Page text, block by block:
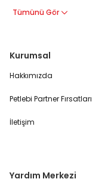
Tümünü Gör
Kurumsal
Hakkımızda
Petlebi Partner Fırsatları
İletişim
Yardım Merkezi